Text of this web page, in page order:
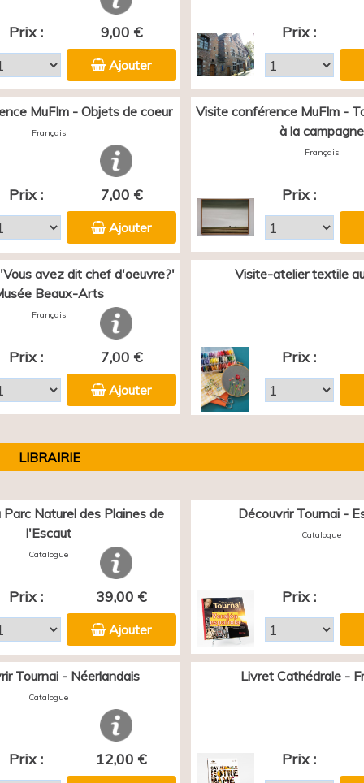
Prix : 9,00 €
Ajouter
Prix :
MuFIm - Objets de coeur
Français
Prix : 7,00 €
Ajouter
Visite conférence MuFIm -
à la campagne
Français
Prix :
avez dit chef d'oeuvre?'
Beaux-Arts
Français
Prix : 7,00 €
Ajouter
Visite-atelier textile
Prix :
LIBRAIRIE
Parc Naturel des Plaines de
l'Escaut
Catalogue
Prix : 39,00 €
Ajouter
Découvrir Tournai -
Catalogue
Prix :
Tournai - Néerlandais
Catalogue
Prix : 12,00 €
Livret Cathédrale -
Prix :